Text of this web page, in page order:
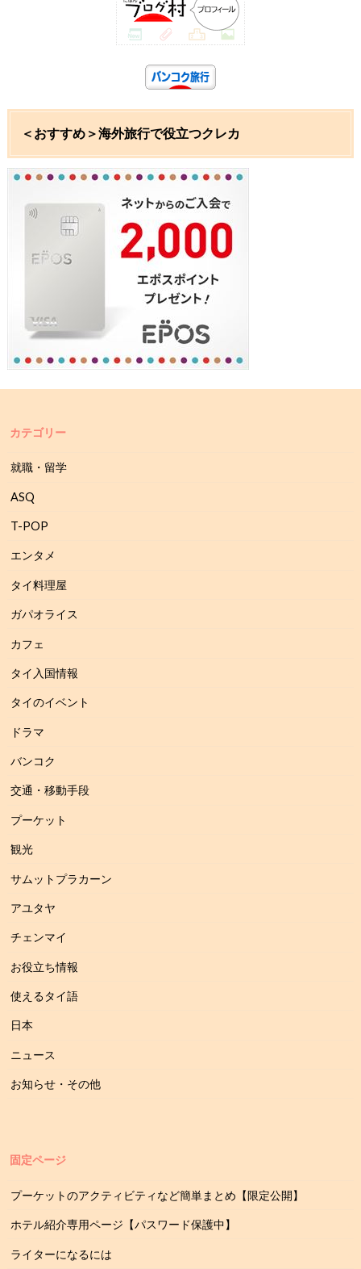
＜おすすめ＞海外旅行で役立つクレカ
カテゴリー
就職・留学
ASQ
T-POP
エンタメ
タイ料理屋
ガパオライス
カフェ
タイ入国情報
タイのイベント
ドラマ
バンコク
交通・移動手段
プーケット
観光
サムットプラカーン
アユタヤ
チェンマイ
お役立ち情報
使えるタイ語
日本
ニュース
お知らせ・その他
固定ページ
プーケットのアクティビティなど簡単まとめ【限定公開】
ホテル紹介専用ページ【パスワード保護中】
ライターになるには